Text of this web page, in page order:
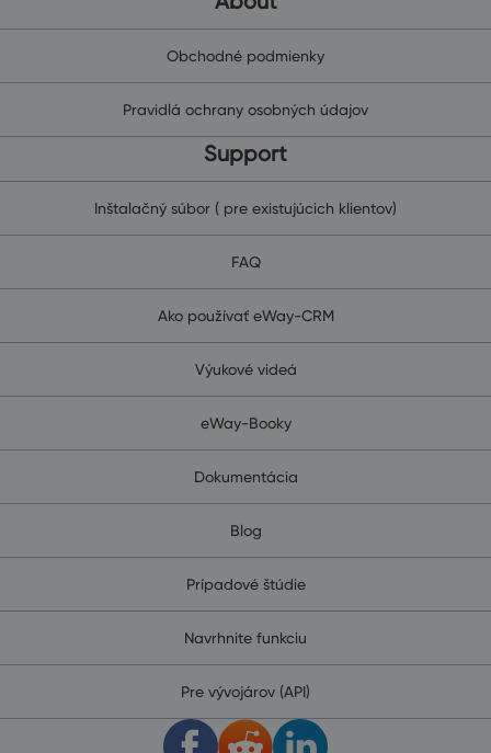
Obchodné podmienky
Pravidlá ochrany osobných údajov
Support
Inštalačný súbor ( pre existujúcich klientov)
FAQ
Ako používať eWay-CRM
Výukové videá
eWay-Booky
Dokumentácia
Blog
Prípadové štúdie
Navrhnite funkciu
Pre vývojárov (API)